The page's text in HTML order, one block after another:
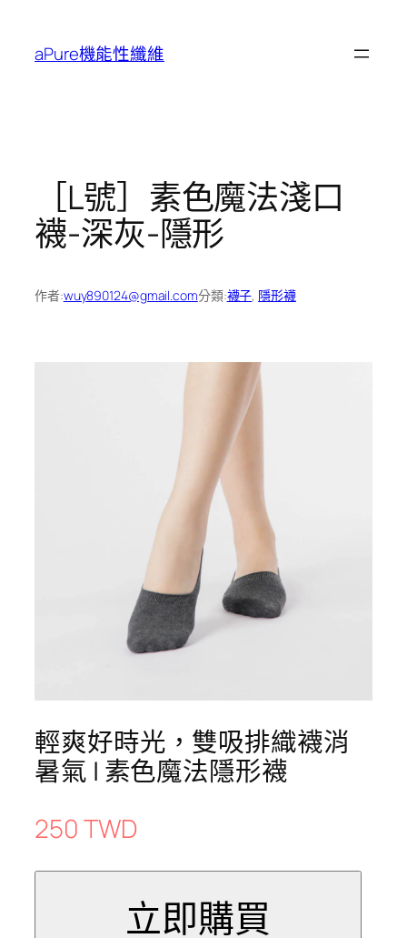
aPure機能性纖維
［L號］素色魔法淺口
襪-深灰-隱形
作者:wuy890124@gmail.com分類:襪子, 隱形襪
輕爽好時光，雙吸排織襪消
暑氣 | 素色魔法隱形襪
250 TWD